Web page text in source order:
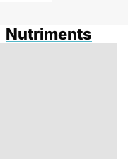
Nutriments